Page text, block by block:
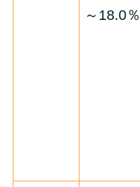
～18.0％